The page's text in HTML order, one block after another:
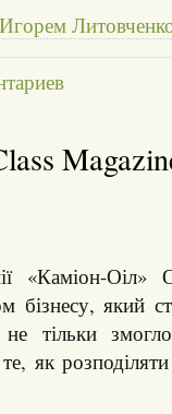
«Каміон-Оіл»
бізнесу, який
тільки
як розподіляти